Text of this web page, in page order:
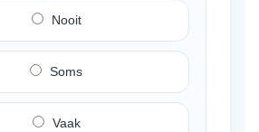
Nooit
Soms
Vaak